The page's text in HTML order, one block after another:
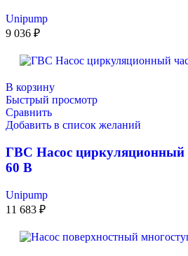
Unipump
9 036 ₽
В корзину
Быстрый просмотр
Сравнить
Добавить в список желаний
ГВС Насос циркуляционный
60 В
Unipump
11 683 ₽